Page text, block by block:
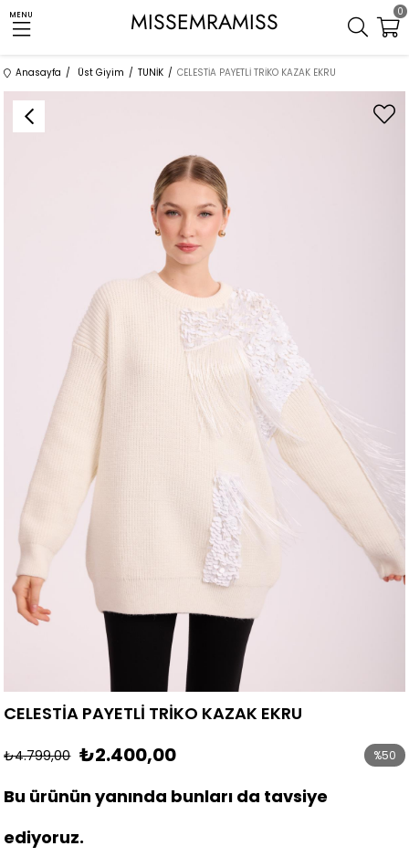
MENU MISSEMRAMISS 0
Anasayfa Üst Giyim TUNİK CELESTİA PAYETLİ TRİKO KAZAK EKRU
CELESTİA PAYETLİ TRİKO KAZAK EKRU
₺4.799,00 ₺2.400,00 %50
Bu ürünün yanında bunları da tavsiye
ediyoruz.